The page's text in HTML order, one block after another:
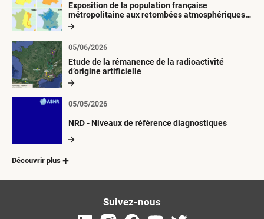
Exposition de la population française
métropolitaine aux retombées atmosphériques
radioactives depuis 1945
Etude de la rémanence de la radioactivité
d’origine artificielle
05/06/2026
NRD - Niveaux de référence diagnostiques
05/05/2026
Découvrir plus
Suivez-nous